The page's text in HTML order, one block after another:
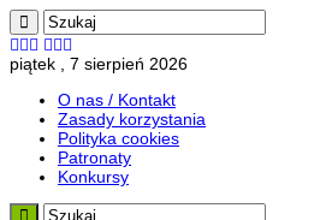
piątek , 7 sierpień 2026
O nas / Kontakt
Zasady korzystania
Polityka cookies
Patronaty
Konkursy